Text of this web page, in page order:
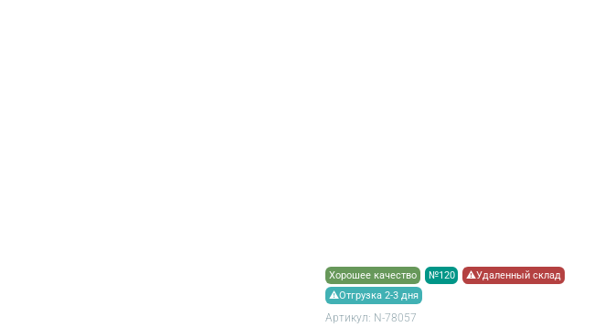
Хорошее качество №120
⚠Удаленный склад
⚠Отгрузка 2-3 дня
Артикул: N-78057